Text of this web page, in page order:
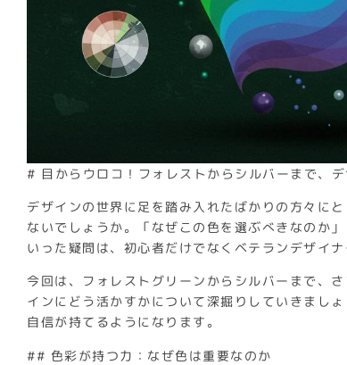
# 目からウロコ！フォレストからシルバーまで、
デザインの世界に足を踏み入れたばかりの方々に
ないでしょうか。「なぜこの色を選ぶべきなのか
いった疑問は、初心者だけでなくベテランデザイ
今回は、フォレストグリーンからシルバーまで、
インにどう活かすかについて深掘りしていきまし
自信が持てるようになります。
## 色彩が持つ力：なぜ色は重要なのか